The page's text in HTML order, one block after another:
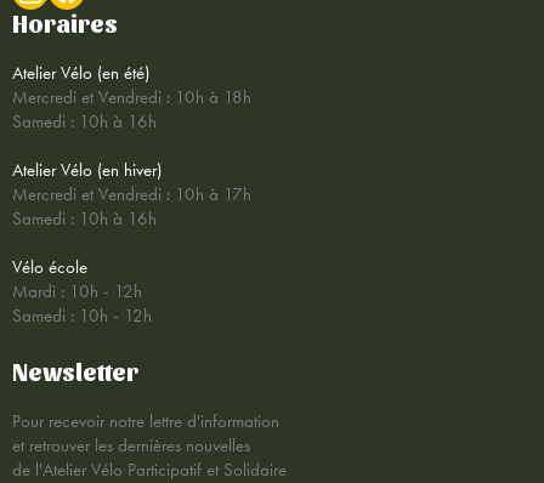
Horaires
Atelier Vélo (en été)
Mercredi et Vendredi : 10h à 18h
Samedi : 10h à 16h
Atelier Vélo (en hiver)
Mercredi et Vendredi : 10h à 17h
Samedi : 10h à 16h
Vélo école
Mardi : 10h - 12h
Samedi : 10h - 12h
Newsletter
Pour recevoir notre lettre d'information
et retrouver les dernières nouvelles
de l'Atelier Vélo Participatif et Solidaire